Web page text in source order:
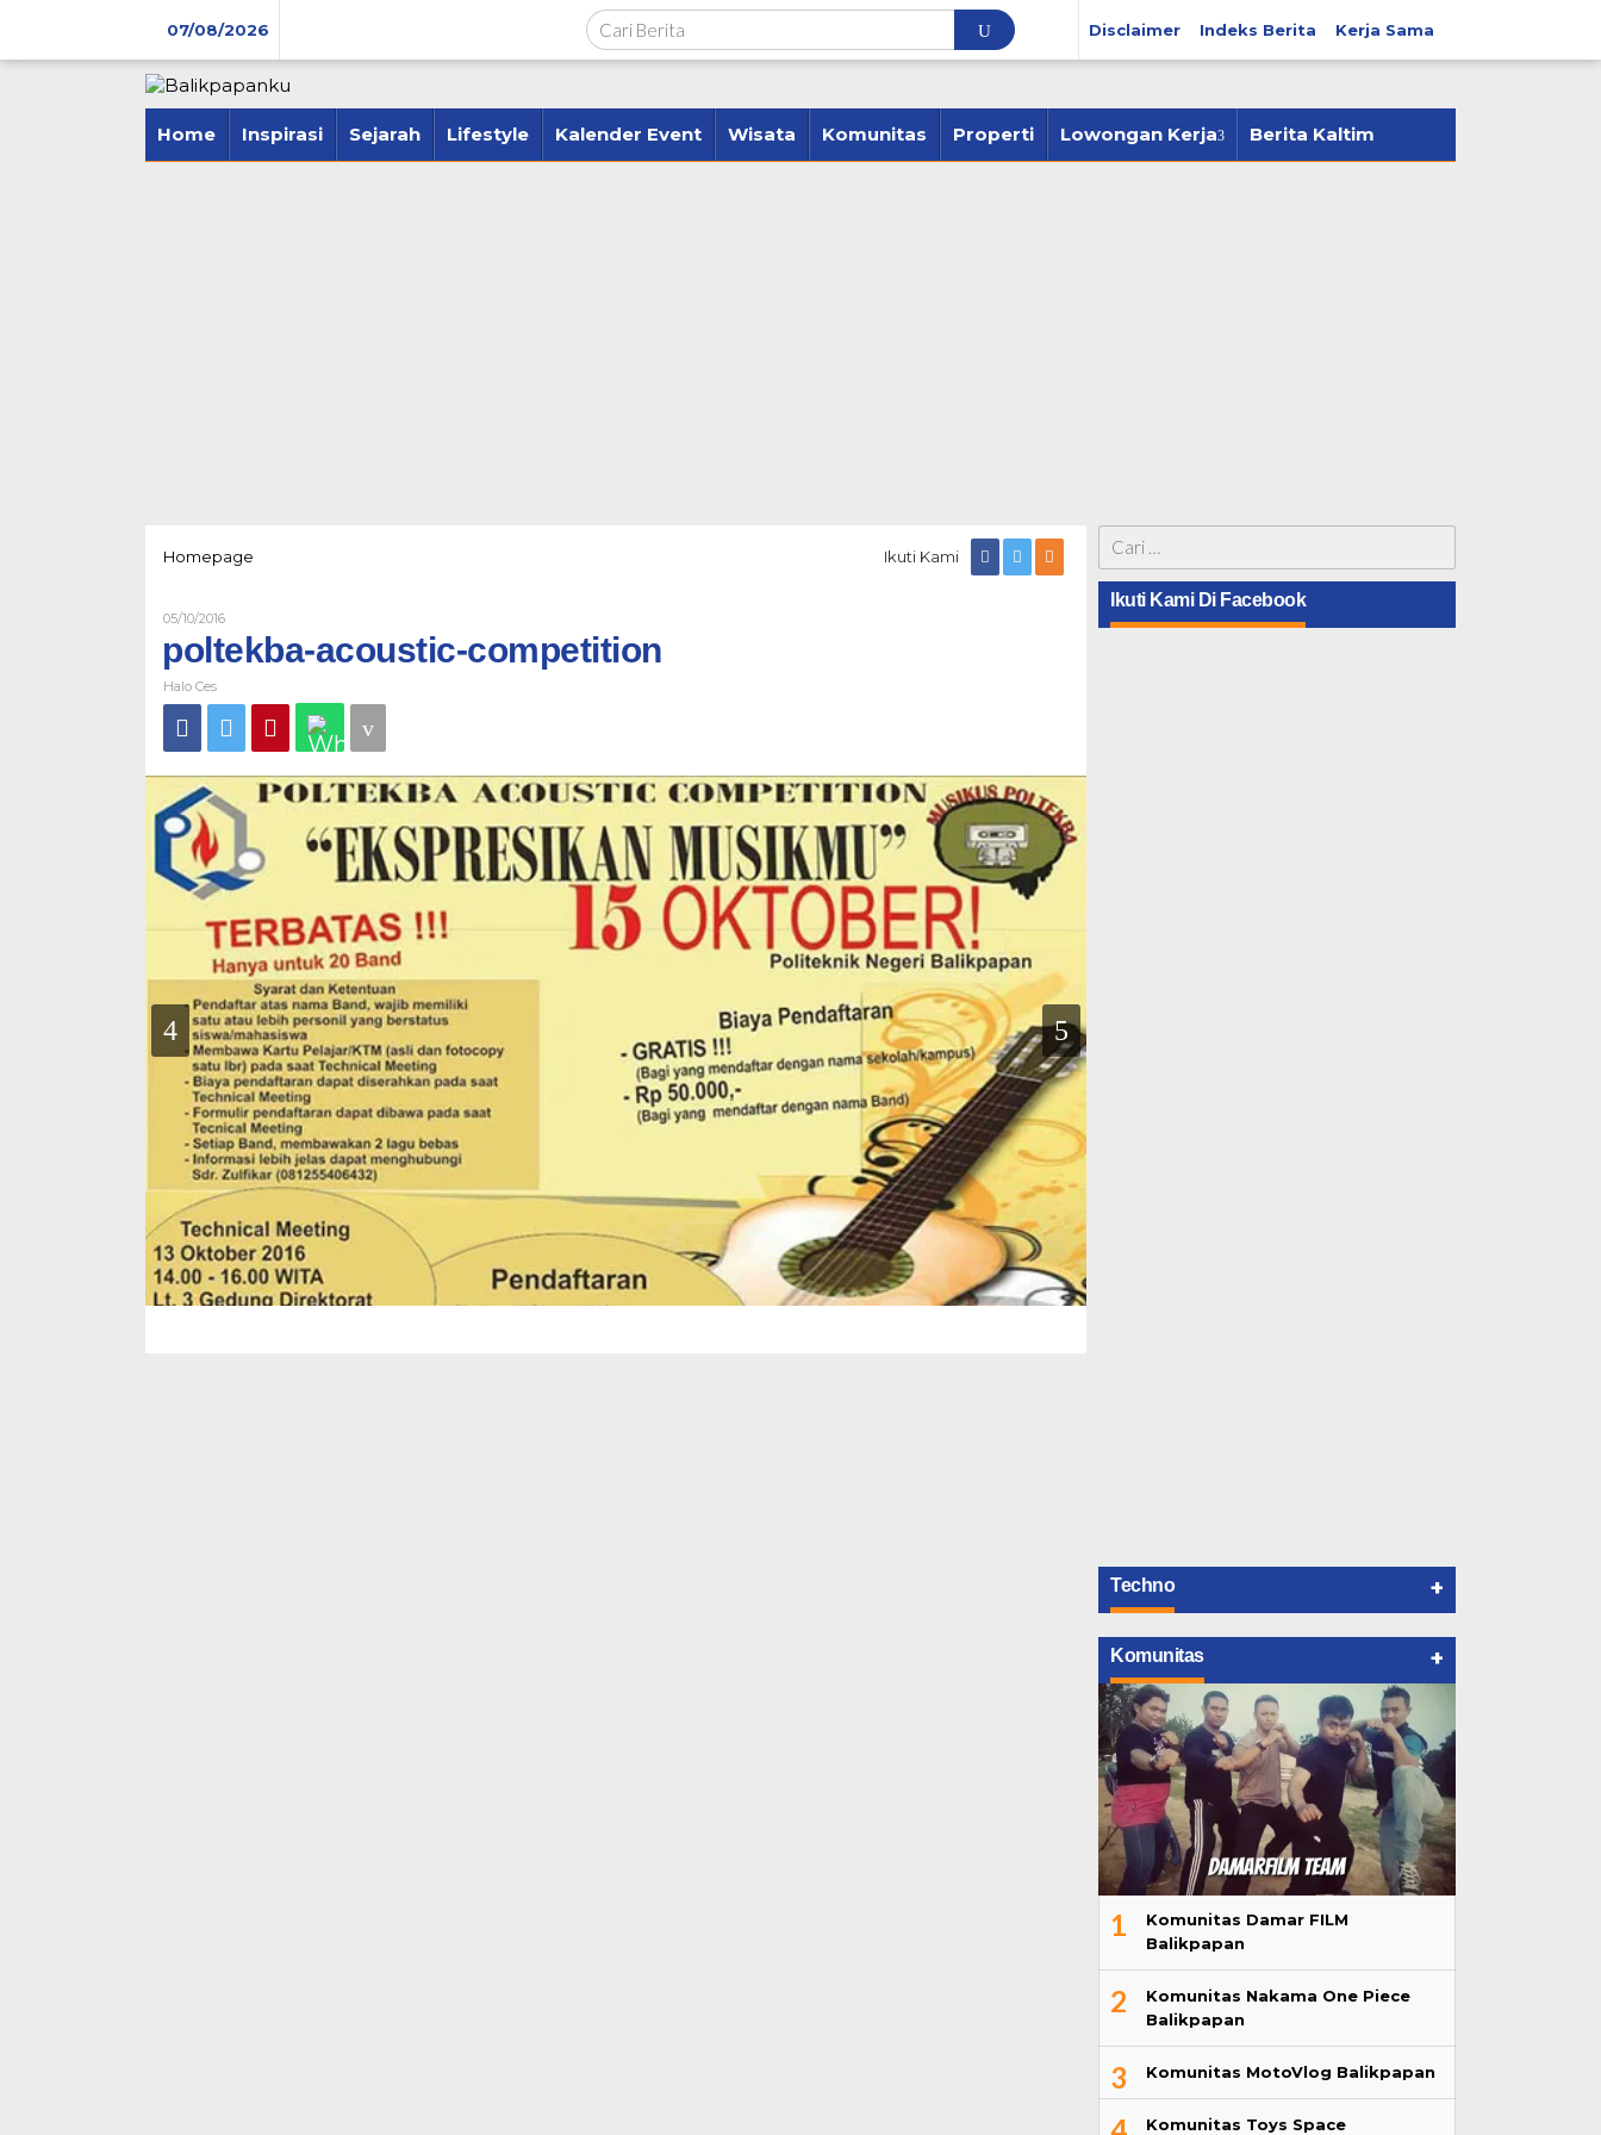
konten
07/08/2026 Disclaimer Indeks Berita Kerja Sama
Home Inspirasi Sejarah Lifestyle Kalender Event Wisata Komunitas Properti Lowongan Kerja Berita Kaltim
Homepage Ikuti Kami
05/10/2016Oleh
Ces
poltekba-acoustic-competition
Halo Ces
Cari
untuk:
Ikuti Kami Di Facebook
Techno +
Komunitas +
1
Komunitas Damar FILM
Balikpapan
2
Komunitas Nakama One Piece
Balikpapan
3 Komunitas MotoVlog Balikpapan
Komunitas Toys Space